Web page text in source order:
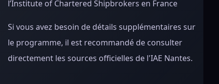
l’Institute of Chartered Shipbrokers en France
Si vous avez besoin de détails supplémentaires sur
le programme, il est recommandé de consulter
directement les sources officielles de l'IAE Nantes.